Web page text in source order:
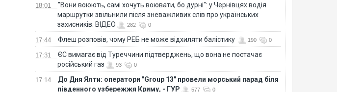
18:01
"Вони воюють, самі хочуть воювати, бо дурні": у Чернівцях водія
маршрутки звільнили після зневажливих слів про українських
захисників. ВІДЕО
282 0
17:44 Флеш розповів, чому РЕБ не може відхиляти балістику 190 0
17:31
ЄС вимагає від Туреччини підтверджень, що вона не постачає
російський газ
93 0
17:14
До Дня Ялти: оператори "Group 13" провели морський парад біля
південного узбережжя Криму, - ГУР
577 0